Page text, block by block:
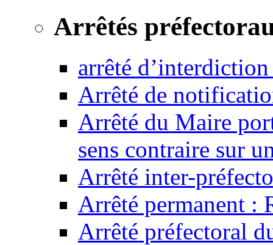
Arrêtés
arrêté
Arrêté de
Arrêté du Maire
sens contraire sur
Arrêté inter-
Arrêté permanent :
Arrêté préfectoral